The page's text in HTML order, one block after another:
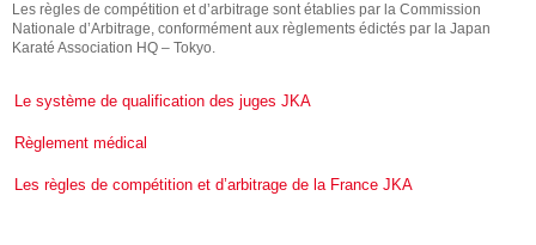
Les règles de compétition et d’arbitrage sont établies par la Commission
Nationale d’Arbitrage, conformément aux règlements édictés par la Japan
Karaté Association HQ – Tokyo.
Le système de qualification des juges JKA
Règlement médical
Les règles de compétition et d’arbitrage de la France JKA